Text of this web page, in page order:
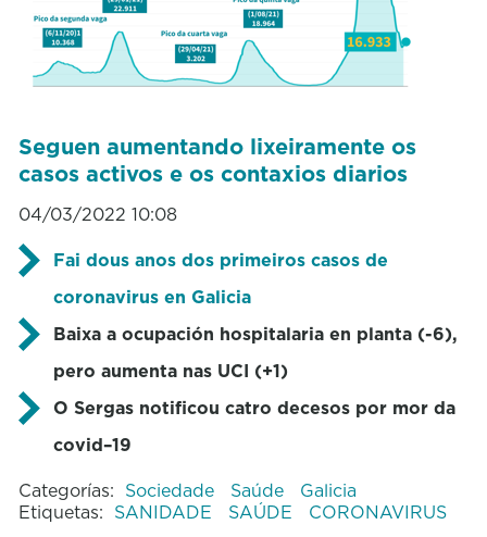
Seguen aumentando lixeiramente os
casos activos e os contaxios diarios
04/03/2022 10:08
Fai dous anos dos primeiros casos de
coronavirus en Galicia
Baixa a ocupación hospitalaria en planta (-6),
pero aumenta nas UCI (+1)
O Sergas notificou catro decesos por mor da
covid–19
Categorías: Sociedade Saúde
Galicia
Etiquetas: SANIDADE SAÚDE CORONAVIRUS